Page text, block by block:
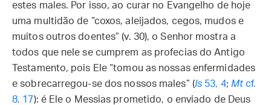
estes males. Por isso, ao curar no Evangelho de hoje
uma multidão de “coxos, aleijados, cegos, mudos e
muitos outros doentes” (v. 30), o Senhor mostra a
todos que nele se cumprem as profecias do Antigo
Testamento, pois Ele “tomou as nossas enfermidades
e sobrecarregou-se dos nossos males” (Is 53, 4; Mtcf.
8, 17): é Ele o Messias prometido, o enviado de Deus